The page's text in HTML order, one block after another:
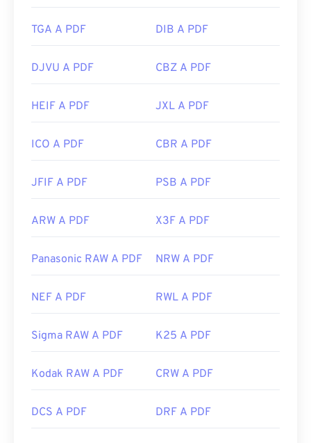
TGA A PDF DIB A PDF
DJVU A PDF CBZ A PDF
HEIF A PDF JXL A PDF
ICO A PDF CBR A PDF
JFIF A PDF PSB A PDF
ARW A PDF X3F A PDF
Panasonic RAW A PDF NRW A PDF
NEF A PDF RWL A PDF
Sigma RAW A PDF K25 A PDF
Kodak RAW A PDF CRW A PDF
DCS A PDF DRF A PDF